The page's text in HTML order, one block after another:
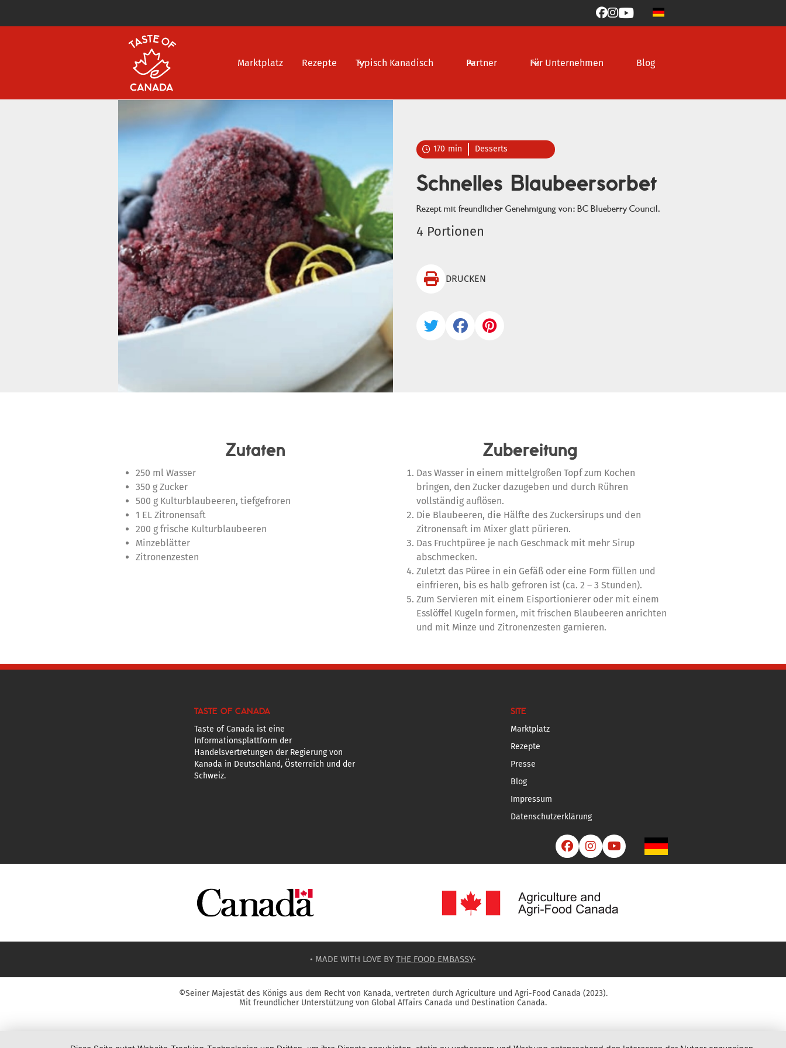

Marktplatz Rezepte Typisch Kanadisch Partner Für Unternehmen Blog
 170 min Desserts
Schnelles Blaubeersorbet
Rezept mit freundlicher Genehmigung von: BC Blueberry Council.
4 Portionen
 DRUCKEN
  
Zutaten
250 ml Wasser
350 g Zucker
500 g Kulturblaubeeren, tiefgefroren
1 EL Zitronensaft
200 g frische Kulturblaubeeren
Minzeblätter
Zitronenzesten
Zubereitung
Das Wasser in einem mittelgroßen Topf zum Kochen
bringen, den Zucker dazugeben und durch Rühren
vollständig auflösen.
Die Blaubeeren, die Hälfte des Zuckersirups und den
Zitronensaft im Mixer glatt pürieren.
Das Fruchtpüree je nach Geschmack mit mehr Sirup
abschmecken.
Zuletzt das Püree in ein Gefäß oder eine Form füllen und
einfrieren, bis es halb gefroren ist (ca. 2 – 3 Stunden).
Zum Servieren mit einem Eisportionierer oder mit einem
Esslöffel Kugeln formen, mit frischen Blaubeeren anrichten
und mit Minze und Zitronenzesten garnieren.
TASTE OF CANADA
Taste of Canada ist eine
Informationsplattform der
Handelsvertretungen der Regierung von
Kanada in Deutschland, Österreich und der
Schweiz.
SITE
Marktplatz
Rezepte
Presse
Blog
Impressum
Datenschutzerklärung
  
• MADE WITH LOVE BY THE FOOD EMBASSY•
©Seiner Majestät des Königs aus dem Recht von Kanada, vertreten durch Agriculture und Agri-Food Canada (2023).
Mit freundlicher Unterstützung von Global Affairs Canada und Destination Canada.